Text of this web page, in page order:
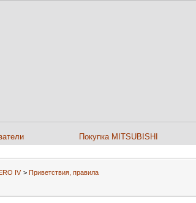
Покупка MITSUBISHI
IV > Приветствия, правила